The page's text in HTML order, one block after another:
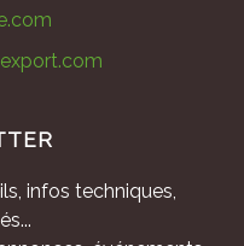
infos techniques,